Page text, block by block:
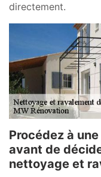
directement.
Procédez à
avant de
nettoyage et